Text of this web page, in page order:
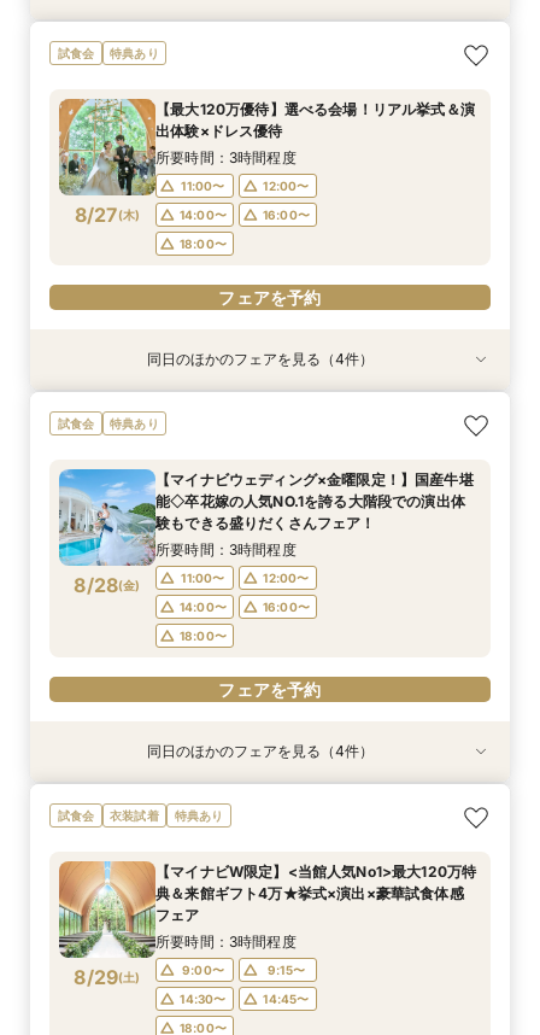
8/26(水)
【初めての見学にオススメ】見積りまでしっかり
相談★全館見学
11:00〜
12:00〜
14:00〜
16:00〜
18:00〜
フェアを予約
8/26(水)
【遠方の方◎オンライン相談会】スマホで簡単！
豪華5大特典付き
11:00〜
13:00〜
14:00〜
16:00〜
18:00〜
フェアを予約
8/26(水)
【10名～会食プラン】貸切邸宅で叶える少人数ウ
エディング相談会
11:00〜
12:00〜
14:00〜
16:00〜
18:00〜
フェアを予約
8/26(水)
【フォト・ベビー服選べる特典有】安心マタニ
ティ相談会
11:00〜
12:00〜
14:00〜
16:00〜
18:00〜
フェアを予約
試食会 特典あり
8/27(木)
【最大120万優待】選べる会場！リアル挙式＆演
出体験×ドレス優待
所要時間：3時間程度
11:00〜
12:00〜
14:00〜
16:00〜
18:00〜
フェアを予約
特典あり
8/27(木)
【初めての見学にオススメ】見積りまでしっかり
相談★全館見学
11:00〜
12:00〜
14:00〜
16:00〜
18:00〜
フェアを予約
8/27(木)
【遠方の方◎オンライン相談会】スマホで簡単！
豪華5大特典付き
11:00〜
13:00〜
14:00〜
16:00〜
18:00〜
フェアを予約
特典あり
8/27(木)
【10名～会食プラン】貸切邸宅で叶える少人数ウ
エディング相談会
11:00〜
12:00〜
14:00〜
16:00〜
18:00〜
フェアを予約
特典あり
8/27(木)
【フォト・ベビー服選べる特典有】安心マタニ
ティ相談会
11:00〜
12:00〜
14:00〜
16:00〜
18:00〜
フェアを予約
同日のほかのフェアを見る（4件）
試食会 特典あり
8/28(金)
【マイナビウェディング×金曜限定！】国産牛堪
能◇卒花嫁の人気NO.1を誇る大階段での演出体
験もできる盛りだくさんフェア！
所要時間：3時間程度
11:00〜
12:00〜
14:00〜
16:00〜
18:00〜
フェアを予約
特典あり
8/28(金)
【初めての見学にオススメ】見積りまでしっかり
相談★全館見学
11:00〜
12:00〜
14:00〜
18:00〜
フェアを予約
8/28(金)
【遠方の方◎オンライン相談会】スマホで簡単！
豪華5大特典付き
11:00〜
13:00〜
14:00〜
18:00〜
フェアを予約
特典あり
8/28(金)
【10名～会食プラン】貸切邸宅で叶える少人数ウ
エディング相談会
11:00〜
12:00〜
14:00〜
18:00〜
フェアを予約
特典あり
8/28(金)
【フォト・ベビー服選べる特典有】安心マタニ
ティ相談会
11:00〜
12:00〜
14:00〜
18:00〜
フェアを予約
同日のほかのフェアを見る（4件）
試食会 衣装試着 特典あり
8/29(土)
【マイナビW限定】<当館人気No1>最大120万特
典＆来館ギフト4万★挙式×演出×豪華試食体感
フェア
所要時間：3時間程度
9:00〜
9:15〜
14:30〜
14:45〜
18:00〜